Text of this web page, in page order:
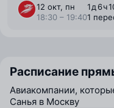
12 окт, пн
18:30 – 19:40
1 ⁠д 6 ⁠ч
1
Расписание
Авиакомпании,
Санья в Москву